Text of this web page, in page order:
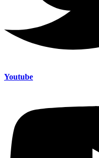
Youtube